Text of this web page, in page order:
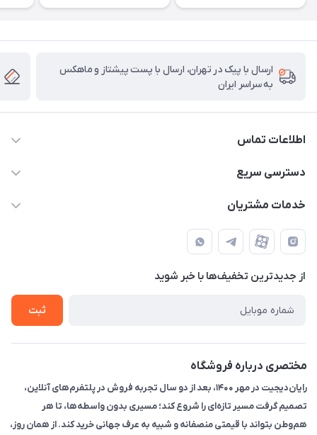
ارسال با پیک در تهران، ارسال با پست پیشتاز و ماهکس
به سراسر ایران
اطلاعات تماس
۰۲۱91095320 - 09120057355 - 09915561288
حضوری از قبل با پشتیبان های فروشگاه هماهنگ کنید)
دسترسی سریع
حساب کاربری
لیست محصولات
تماس با ما
خدمات مشتریان
قوانین و مقررات
حریم خصوصی
راهنما
از جدید‌ترین تخفیف‌ها با‌ خبر شوید
ثبت
مختصری درباره فروشگاه
رایان‌دیجیت در مهر ۱۴۰۰، بعد از دو سال تجربه فروش در پلتفرم‌های آنلاین،
تصمیم گرفت مسیر تازه‌ای را شروع کند؛ مسیری بدون واسطه‌ها، تا هر
هم‌وطن بتواند با قیمتی منصفانه و شبیه به عرف جهانی خرید کند. از همان روز،